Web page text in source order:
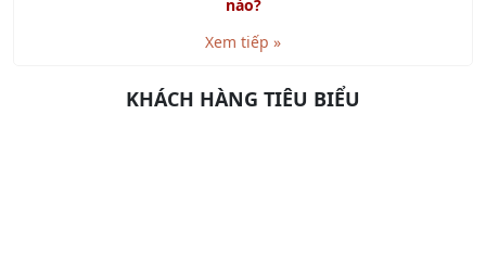
Khóa học Quản Lý Bảo Trì Công Nghiệp
Xem tiếp »